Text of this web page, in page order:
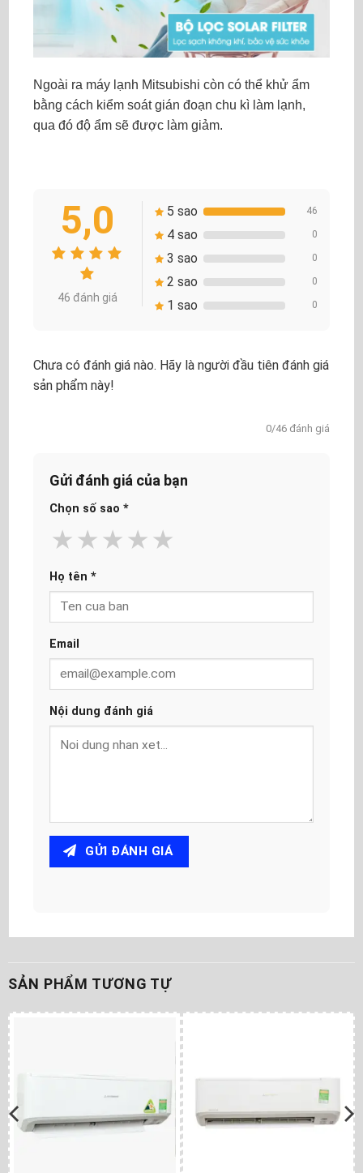
Ngoài ra máy lạnh Mitsubishi còn có thể khử ẩm
bằng cách kiểm soát gián đoạn chu kì làm lạnh,
qua đó độ ẩm sẽ được làm giảm.
5,0
46 đánh giá
5 sao 46
4 sao 0
3 sao 0
2 sao 0
1 sao 0
Chưa có đánh giá nào. Hãy là người đầu tiên đánh giá
sản phẩm này!
0/46 đánh giá
Gửi đánh giá của bạn
Chọn số sao *
★
★
★
★
★
Họ tên *
Email
Nội dung đánh giá
GỬI ĐÁNH GIÁ
SẢN PHẨM TƯƠNG TỰ